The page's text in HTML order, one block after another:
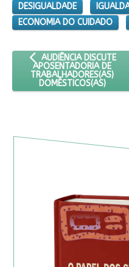
DESIGUALDADE
ECONOMIA DO CUIDADO
ARTIGO ANTERIOR:
AUDIÊNCIA DISCUTE
APOSENTADORIA DE
TRABALHADORES(AS)
DOMÉSTICOS(AS)